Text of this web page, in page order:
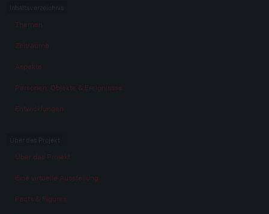
Themen
Zeiträume
Aspekte
Personen, Objekte & Ereignissse
Entwicklungen
Über das Projekt
Eine virtuelle Ausstellung
Facts & Figures